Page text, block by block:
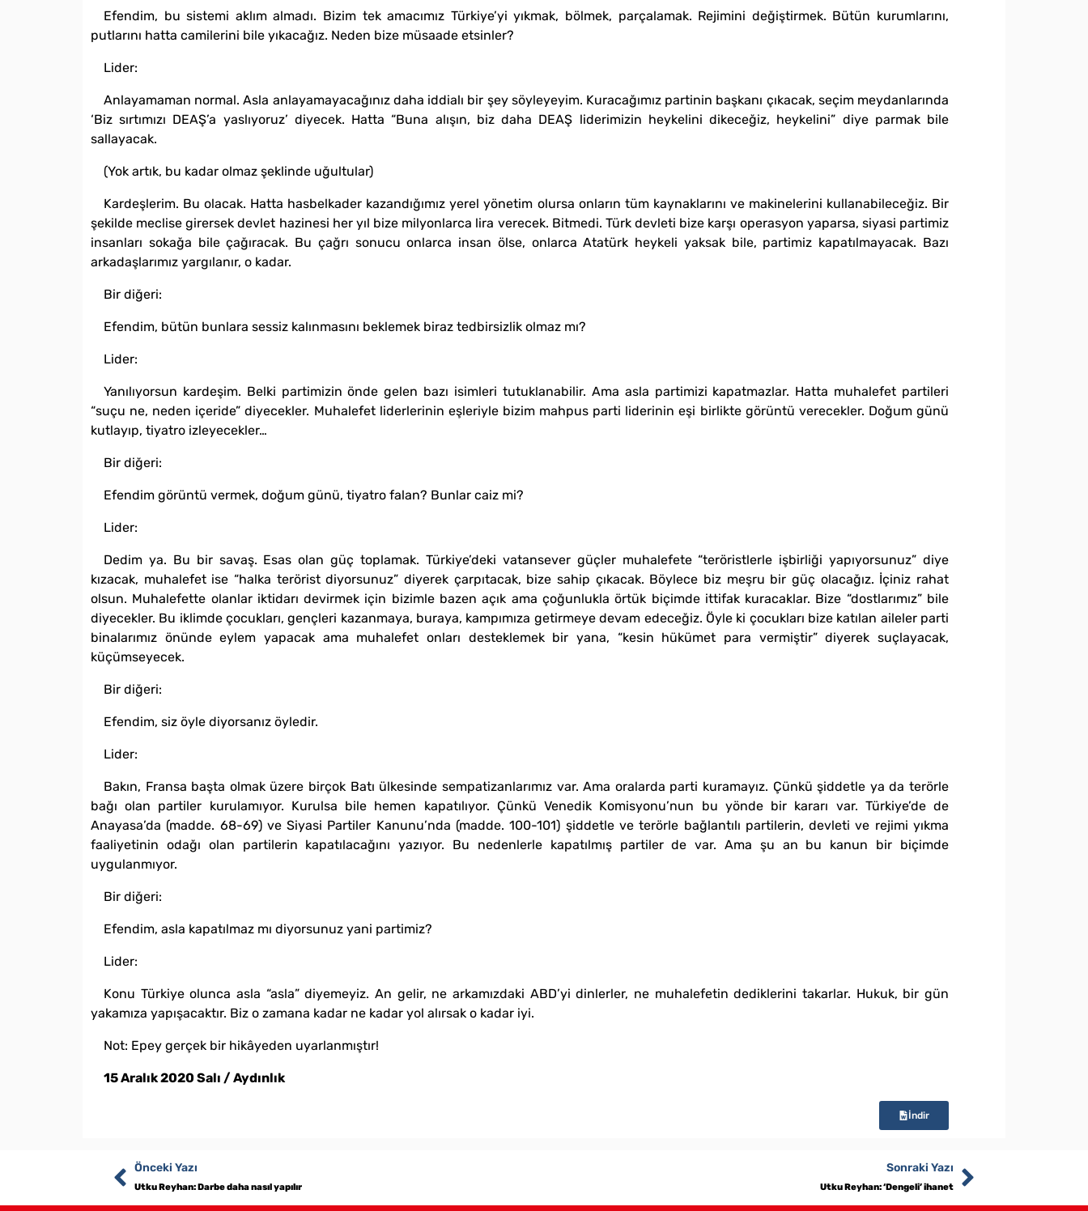
Efendim, bu sistemi aklım almadı. Bizim tek amacımız Türkiye’yi yıkmak, bölmek, parçalamak. Rejimini değiştirmek. Bütün kurumlarını,
putlarını hatta camilerini bile yıkacağız. Neden bize müsaade etsinler?
Lider:
Anlayamaman normal. Asla anlayamayacağınız daha iddialı bir şey söyleyeyim. Kuracağımız partinin başkanı çıkacak, seçim meydanlarında
‘Biz sırtımızı DEAŞ’a yaslıyoruz’ diyecek. Hatta “Buna alışın, biz daha DEAŞ liderimizin heykelini dikeceğiz, heykelini” diye parmak bile
sallayacak.
(Yok artık, bu kadar olmaz şeklinde uğultular)
Kardeşlerim. Bu olacak. Hatta hasbelkader kazandığımız yerel yönetim olursa onların tüm kaynaklarını ve makinelerini kullanabileceğiz. Bir
şekilde meclise girersek devlet hazinesi her yıl bize milyonlarca lira verecek. Bitmedi. Türk devleti bize karşı operasyon yaparsa, siyasi partimiz
insanları sokağa bile çağıracak. Bu çağrı sonucu onlarca insan ölse, onlarca Atatürk heykeli yaksak bile, partimiz kapatılmayacak. Bazı
arkadaşlarımız yargılanır, o kadar.
Bir diğeri:
Efendim, bütün bunlara sessiz kalınmasını beklemek biraz tedbirsizlik olmaz mı?
Lider:
Yanılıyorsun kardeşim. Belki partimizin önde gelen bazı isimleri tutuklanabilir. Ama asla partimizi kapatmazlar. Hatta muhalefet partileri
“suçu ne, neden içeride” diyecekler. Muhalefet liderlerinin eşleriyle bizim mahpus parti liderinin eşi birlikte görüntü verecekler. Doğum günü
kutlayıp, tiyatro izleyecekler…
Bir diğeri:
Efendim görüntü vermek, doğum günü, tiyatro falan? Bunlar caiz mi?
Lider:
Dedim ya. Bu bir savaş. Esas olan güç toplamak. Türkiye’deki vatansever güçler muhalefete “teröristlerle işbirliği yapıyorsunuz” diye
kızacak, muhalefet ise “halka terörist diyorsunuz” diyerek çarpıtacak, bize sahip çıkacak. Böylece biz meşru bir güç olacağız. İçiniz rahat
olsun. Muhalefette olanlar iktidarı devirmek için bizimle bazen açık ama çoğunlukla örtük biçimde ittifak kuracaklar. Bize “dostlarımız” bile
diyecekler. Bu iklimde çocukları, gençleri kazanmaya, buraya, kampımıza getirmeye devam edeceğiz. Öyle ki çocukları bize katılan aileler parti
binalarımız önünde eylem yapacak ama muhalefet onları desteklemek bir yana, “kesin hükümet para vermiştir” diyerek suçlayacak,
küçümseyecek.
Bir diğeri:
Efendim, siz öyle diyorsanız öyledir.
Lider:
Bakın, Fransa başta olmak üzere birçok Batı ülkesinde sempatizanlarımız var. Ama oralarda parti kuramayız. Çünkü şiddetle ya da terörle
bağı olan partiler kurulamıyor. Kurulsa bile hemen kapatılıyor. Çünkü Venedik Komisyonu’nun bu yönde bir kararı var. Türkiye’de de
Anayasa’da (madde. 68-69) ve Siyasi Partiler Kanunu’nda (madde. 100-101) şiddetle ve terörle bağlantılı partilerin, devleti ve rejimi yıkma
faaliyetinin odağı olan partilerin kapatılacağını yazıyor. Bu nedenlerle kapatılmış partiler de var. Ama şu an bu kanun bir biçimde
uygulanmıyor.
Bir diğeri:
Efendim, asla kapatılmaz mı diyorsunuz yani partimiz?
Lider:
Konu Türkiye olunca asla “asla” diyemeyiz. An gelir, ne arkamızdaki ABD’yi dinlerler, ne muhalefetin dediklerini takarlar. Hukuk, bir gün
yakamıza yapışacaktır. Biz o zamana kadar ne kadar yol alırsak o kadar iyi.
Not: Epey gerçek bir hikâyeden uyarlanmıştır!
15 Aralık 2020 Salı / Aydınlık
İndir
Önceki Yazı
Utku Reyhan: Darbe daha nasıl yapılır
Sonraki Yazı
Utku Reyhan: ‘Dengeli’ ihanet